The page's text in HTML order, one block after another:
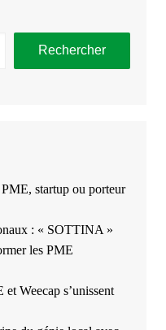
Rechercher
startup ou porteur
: « SOTTINA »
les PME
Weecap s’unissent